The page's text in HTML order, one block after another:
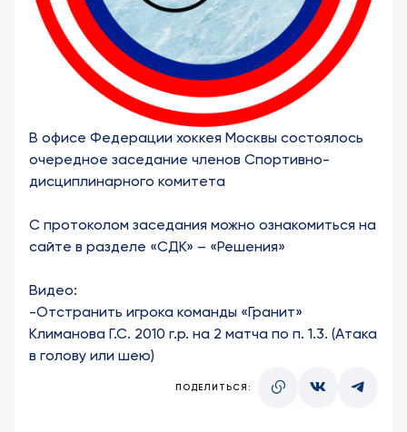
В офисе Федерации хоккея Москвы состоялось
очередное заседание членов Спортивно-
дисциплинарного комитета
С протоколом заседания можно ознакомиться на
сайте в разделе «СДК» – «Решения»
Видео:
-Отстранить игрока команды «Гранит»
Климанова Г.С. 2010 г.р. на 2 матча по п. 1.3. (Атака
в голову или шею)
ПОДЕЛИТЬСЯ: